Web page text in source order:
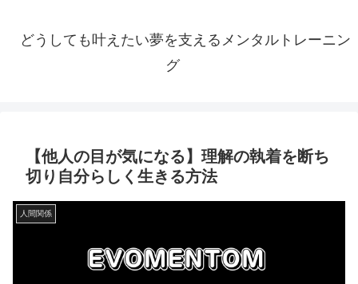
どうしても叶えたい夢を支えるメンタルトレーニン
グ
【他人の目が気になる】理解の執着を断ち
切り自分らしく生きる方法
人間関係